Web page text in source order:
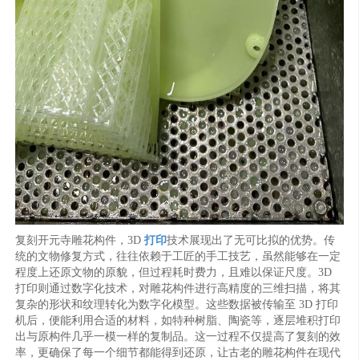
复刻开元寺雕花构件，3D打印技术展现出了无可比拟的优势。传
统的文物修复方式，往往依赖于工匠的手工技艺，虽然能够在一定
程度上还原文物的原貌，但过程耗时费力，且难以保证尺度。3D
打印则通过数字化技术，对雕花构件进行高精度的三维扫描，将其
复杂的形状和纹理转化为数字化模型。这些数据被传输至 3D 打印
机后，便能利用合适的材料，如特种树脂、陶瓷等，逐层堆积打印
出与原构件几乎一模一样的复制品。这一过程不仅提高了复刻的效
率，更确保了每一个细节都能得到还原，让古老的雕花构件在现代